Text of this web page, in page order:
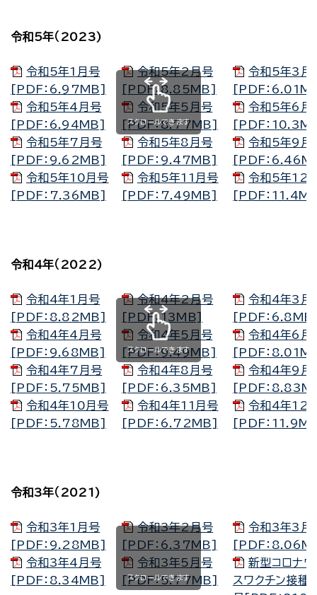
令和5年（2023)
令和5年1月号
[PDF：6.97MB]
令和5年2月号
[PDF：8.85MB]
令和5年3月
[PDF：
令和5年4月号
[PDF：6.94MB]
令和5年5月号
[PDF：8.77MB]
令和5年6月
[PDF：
令和5年7月号
[PDF：9.62MB]
令和5年8月号
[PDF：9.47MB]
令和5年9月
[PDF：
令和5年10月号
[PDF：7.36MB]
令和5年11月号
[PDF：7.49MB]
令和5年12
[PDF：
スクロールできます
令和4年（2022)
令和4年1月号
[PDF：8.82MB]
令和4年2月号
[PDF：13MB]
令和4年3月
[PDF：
令和4年4月号
[PDF：9.68MB]
令和4年5月号
[PDF：9.49MB]
令和4年6月
[PDF：
令和4年7月号
[PDF：5.75MB]
令和4年8月号
[PDF：6.35MB]
令和4年9月
[PDF：
令和4年10月号
[PDF：5.78MB]
令和4年11月号
[PDF：6.72MB]
令和4年12
[PDF：
スクロールできます
令和3年（2021)
令和3年1月号
[PDF：9.28MB]
令和3年2月号
[PDF：6.37MB]
令和3年3月
[PDF：
令和3年4月号
[PDF：8.34MB]
令和3年5月号
[PDF：5.77MB]
新型コロナウ
スワクチン接種
スクロールできます